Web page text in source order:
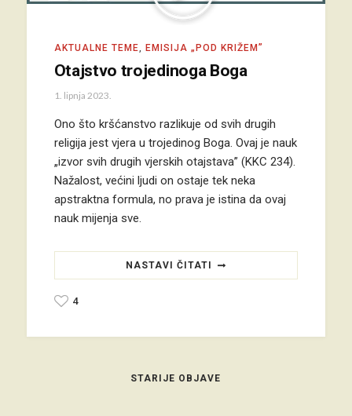
AKTUALNE TEME EMISIJA „POD KRIŽEM”
Otajstvo trojedinoga Boga
1. lipnja 2023.
Ono što kršćanstvo razlikuje od svih drugih
religija jest vjera u trojedinog Boga. Ovaj je nauk
„izvor svih drugih vjerskih otajstava” (KKC 234).
Nažalost, većini ljudi on ostaje tek neka
apstraktna formula, no prava je istina da ovaj
nauk mijenja sve.
NASTAVI ČITATI
4
STARIJE OBJAVE